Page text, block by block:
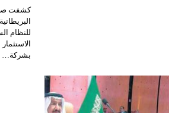
كشفت
للنظام
بشركة…